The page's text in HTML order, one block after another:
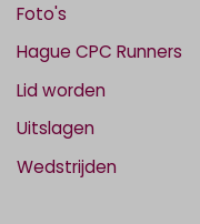
Foto's
Hague CPC Runners
Lid worden
Uitslagen
Wedstrijden